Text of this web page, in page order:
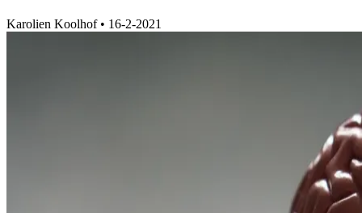
Karolien Koolhof • 16-2-2021